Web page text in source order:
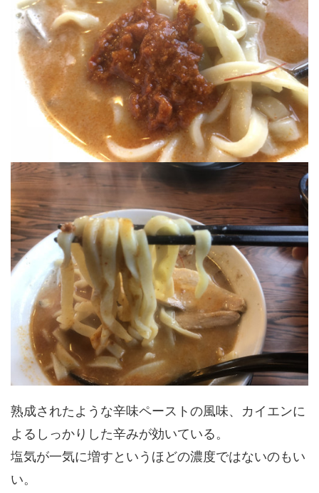
熟成されたような辛味ペーストの風味、カイエンに
よるしっかりした辛みが効いている。
塩気が一気に増すというほどの濃度ではないのもい
い。